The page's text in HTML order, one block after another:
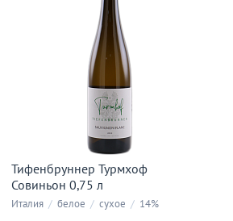
Тифенбруннер Турмхоф
Совиньон 0,75 л
Италия / белое / сухое / 14%